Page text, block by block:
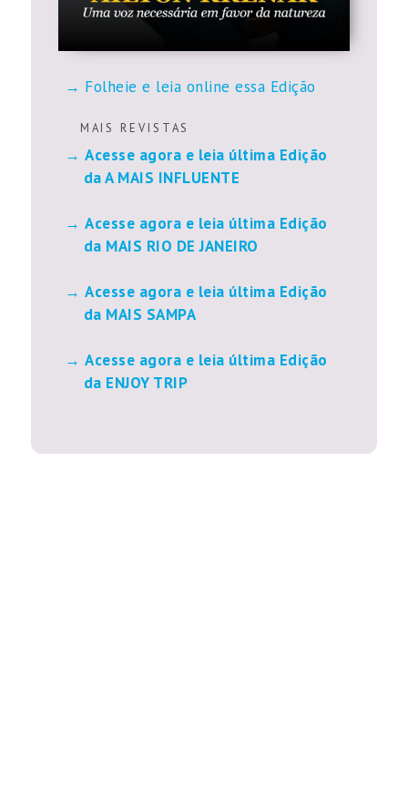
Folheie e leia online essa Edição
M A I S R E V I S T A S
Acesse agora e leia última Edição
da A MAIS INFLUENTE
Acesse agora e leia última Edição
da MAIS RIO DE JANEIRO
Acesse agora e leia última Edição
da MAIS SAMPA
Acesse agora e leia última Edição
da ENJOY TRIP